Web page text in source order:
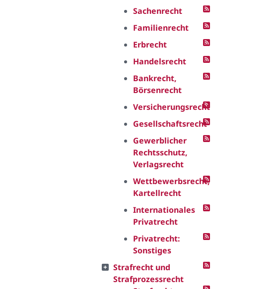
Sachenrecht
Familienrecht
Erbrecht
Handelsrecht
Bankrecht,
Börsenrecht
Versicherungsrecht
Gesellschaftsrecht
Gewerblicher
Rechtsschutz,
Verlagsrecht
Wettbewerbsrecht,
Kartellrecht
Internationales
Privatrecht
Privatrecht:
Sonstiges
Strafrecht und
Strafprozessrecht